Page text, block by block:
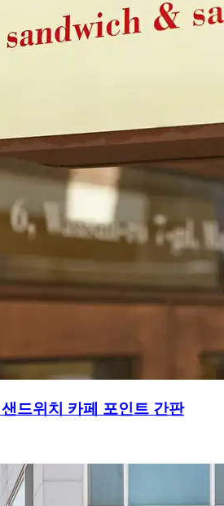
드위치 카페 포인트 간판